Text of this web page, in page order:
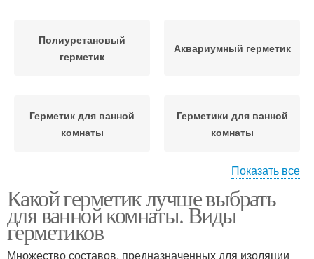
Полиуретановый
герметик
Аквариумный герметик
Герметик для ванной
комнаты
Герметики для ванной
комнаты
Акриловые герметики
Показать все
Какой герметик лучше выбрать
для ванной комнаты. Виды
герметиков
Множество составов, предназначенных для изоляции